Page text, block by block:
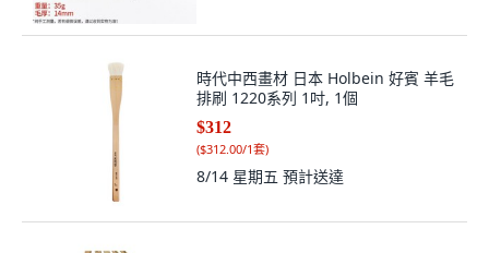
時代中西畫材 日本 Holbein 好賓 羊毛
排刷 1220系列 1吋, 1個
$312
($312.00/1套)
8/14 星期五 預計送達